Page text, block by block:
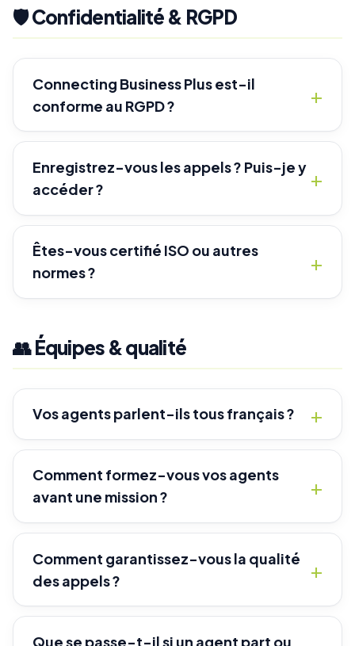
🛡️ Confidentialité & RGPD
Connecting Business Plus est-il
conforme au RGPD ?
Enregistrez-vous les appels ? Puis-je y
accéder ?
Êtes-vous certifié ISO ou autres
normes ?
👥 Équipes & qualité
Vos agents parlent-ils tous français ?
Comment formez-vous vos agents
avant une mission ?
Comment garantissez-vous la qualité
des appels ?
Que se passe-t-il si un agent part ou